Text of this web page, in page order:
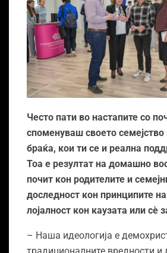
Често пати во настапите со
споменуваш своето семејство
браќа, кои ти се и реална
Тоа е резултат на домашно
почит кон родителите и
доследност кон принципите
лојалност кон каузата или сѐ
– Наша идеологија е